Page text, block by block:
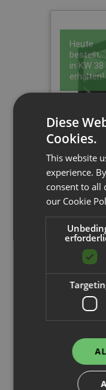
Heute
bestellt,
in KW 38
erhalten!
L 2,09 m
Heute
bestellt,
KW 38
erhalten!
Diese
Cookies.
This website
experience.
consent to all
our Cookie